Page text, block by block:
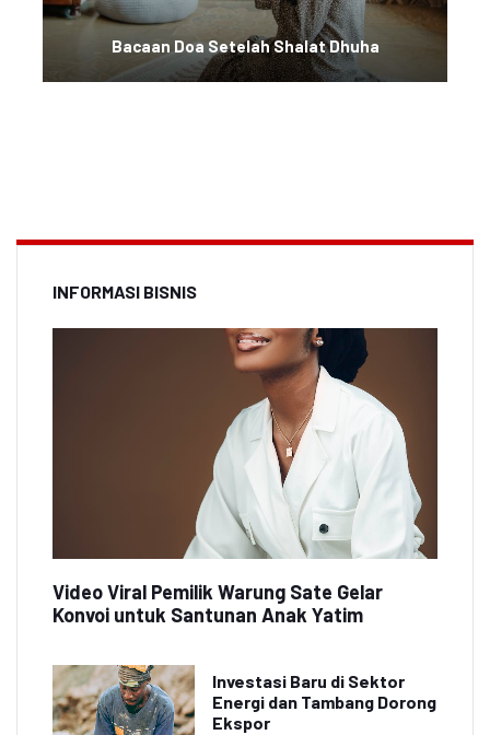
Bacaan Doa Setelah Shalat Dhuha
INFORMASI BISNIS
Video Viral Pemilik Warung Sate Gelar
Konvoi untuk Santunan Anak Yatim
Investasi Baru di Sektor
Energi dan Tambang Dorong
Ekspor